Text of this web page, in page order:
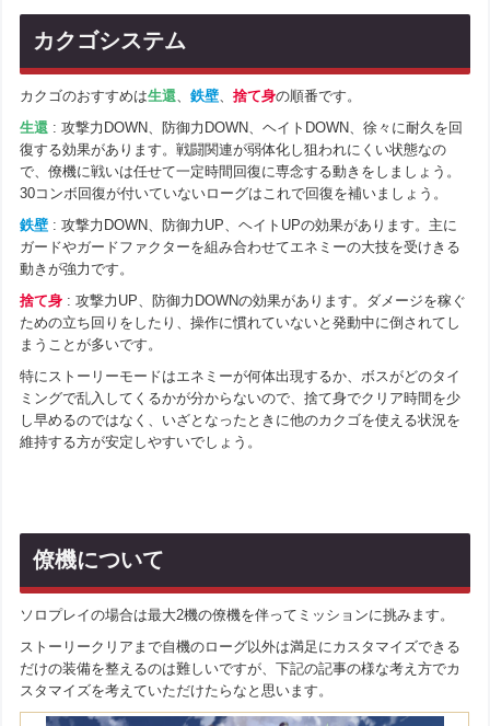
カクゴシステム
カクゴのおすすめは生還、鉄壁、捨て身の順番です。
生還 : 攻撃力DOWN、防御力DOWN、ヘイトDOWN、徐々に耐久を回
復する効果があります。戦闘関連が弱体化し狙われにくい状態なの
で、僚機に戦いは任せて一定時間回復に専念する動きをしましょう。
30コンボ回復が付いていないローグはこれで回復を補いましょう。
鉄壁 : 攻撃力DOWN、防御力UP、ヘイトUPの効果があります。主に
ガードやガードファクターを組み合わせてエネミーの大技を受けきる
動きが強力です。
捨て身 : 攻撃力UP、防御力DOWNの効果があります。ダメージを稼ぐ
ための立ち回りをしたり、操作に慣れていないと発動中に倒されてし
まうことが多いです。
特にストーリーモードはエネミーが何体出現するか、ボスがどのタイ
ミングで乱入してくるかが分からないので、捨て身でクリア時間を少
し早めるのではなく、いざとなったときに他のカクゴを使える状況を
維持する方が安定しやすいでしょう。
僚機について
ソロプレイの場合は最大2機の僚機を伴ってミッションに挑みます。
ストーリークリアまで自機のローグ以外は満足にカスタマイズできる
だけの装備を整えるのは難しいですが、下記の記事の様な考え方でカ
スタマイズを考えていただけたらなと思います。